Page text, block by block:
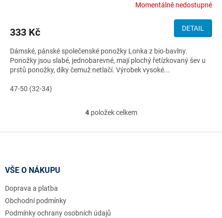
Momentálně nedostupné
333 Kč DETAIL
Dámské, pánské společenské ponožky Lonka z bio-bavlny.
Ponožky jsou slabé, jednobarevné, mají plochý řetízkovaný šev u
prstů ponožky, díky čemuž netlačí. Výrobek vysoké...
47-50 (32-34)
O
l
v
4položek celkem
VŠE O NÁKUPU
Doprava a platba
Obchodní podmínky
Podmínky ochrany osobních údajů